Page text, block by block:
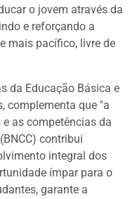
o jovem através da
e reforçando a
mais pacífico, livre de
da Educação Básica e
complementa que "a
as competências da
contribui
integral dos
ímpar para o
garante a